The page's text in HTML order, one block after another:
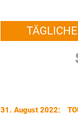
31. August 2022: